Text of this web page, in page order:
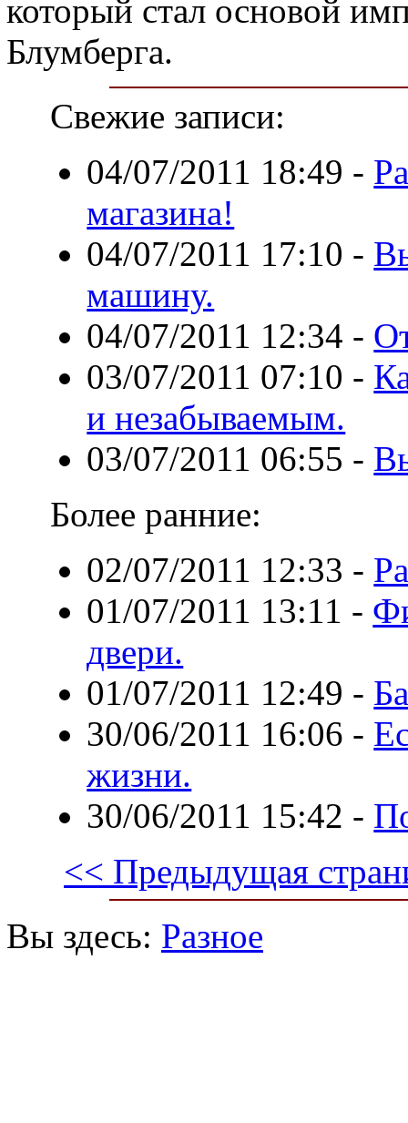
который стал основой
Блумберга.
Свежие записи:
04/07/2011 18:49 -
магазина!
04/07/2011 17:10 -
машину.
04/07/2011 12:34 -
03/07/2011 07:10 -
и незабываемым.
03/07/2011 06:55 -
Более ранние:
02/07/2011 12:33 -
01/07/2011 13:11 -
двери.
01/07/2011 12:49 -
30/06/2011 16:06 -
жизни.
30/06/2011 15:42 -
<< Предыдущая
Вы здесь: Разное